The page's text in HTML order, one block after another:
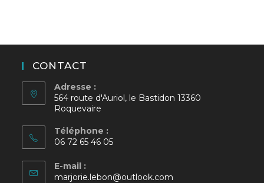
CONTACT
Adresse :
564 route d'Auriol, le Bastidon 13360
Roquevaire
Téléphone :
06 72 65 46 05
E-mail :
marjorie.lebon@outlook.com